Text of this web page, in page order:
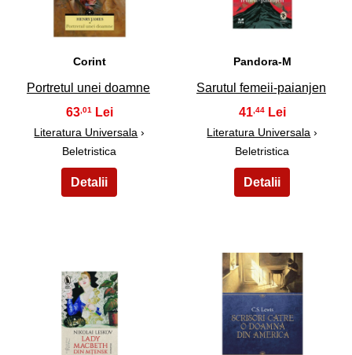
Corint
Portretul unei doamne
63,01
Literatura Universala ›
Beletristica
Pandora-M
Sarutul femeii-paianjen
41,44
Literatura Universala ›
Beletristica
39 40